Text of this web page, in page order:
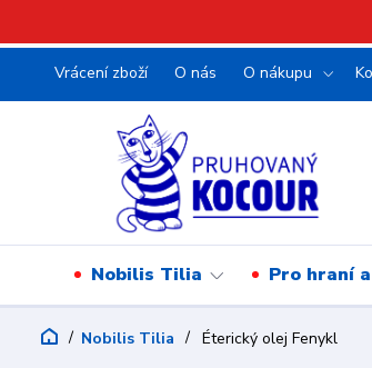
Vrácení zboží O nás O nákupu
Nobilis Tilia Pro hraní
Nobilis Tilia Éterický olej Fenykl